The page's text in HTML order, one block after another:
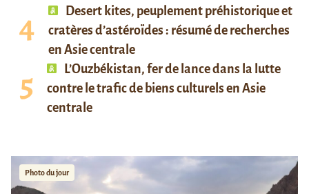
Desert kites, peuplement préhistorique et
cratères d’astéroïdes : résumé de recherches
en Asie centrale
L’Ouzbékistan, fer de lance dans la lutte
contre le trafic de biens culturels en Asie
centrale
Photo du jour